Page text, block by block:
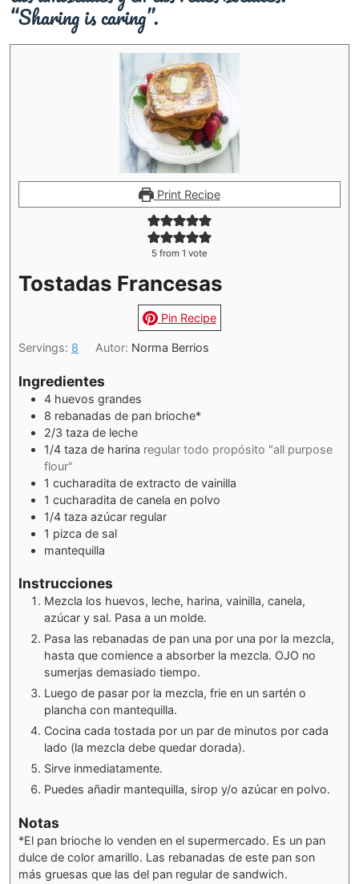
“Sharing is caring”.
Print Recipe
5 from 1 vote
Tostadas Francesas
Pin Recipe
Servings: 8 Autor: Norma Berrios
Ingredientes
4 huevos grandes
8 rebanadas de pan brioche*
2/3 taza de leche
1/4 taza de harina regular todo propósito "all purpose
flour"
1 cucharadita de extracto de vainilla
1 cucharadita de canela en polvo
1/4 taza azúcar regular
1 pizca de sal
mantequilla
Instrucciones
Mezcla los huevos, leche, harina, vainilla, canela,
azúcar y sal. Pasa a un molde.
Pasa las rebanadas de pan una por una por la mezcla,
hasta que comience a absorber la mezcla. OJO no
sumerjas demasiado tiempo.
Luego de pasar por la mezcla, frie en un sartén o
plancha con mantequilla.
Cocina cada tostada por un par de minutos por cada
lado (la mezcla debe quedar dorada).
Sirve inmediatamente.
Puedes añadir mantequilla, sirop y/o azúcar en polvo.
Notas
*El pan brioche lo venden en el supermercado. Es un pan
dulce de color amarillo. Las rebanadas de este pan son
más gruesas que las del pan regular de sandwich.